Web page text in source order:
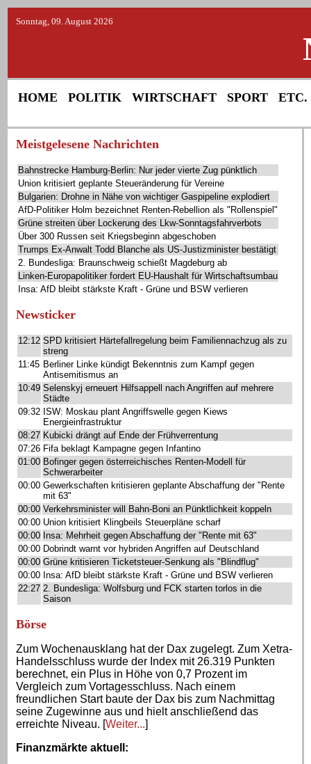
Sonntag, 09. August 2026
HOME POLITIK WIRTSCHAFT SPORT ETC.
Meistgelesene Nachrichten
Bahnstrecke Hamburg-Berlin: Nur jeder vierte Zug pünktlich
Union kritisiert geplante Steueränderung für Vereine
Bulgarien: Drohne in Nähe von wichtiger Gaspipeline explodiert
AfD-Politiker Holm bezeichnet Renten-Rebellion als "Rollenspiel"
Grüne streiten über Lockerung des Lkw-Sonntagsfahrverbots
Über 300 Russen seit Kriegsbeginn abgeschoben
Trumps Ex-Anwalt Todd Blanche als US-Justizminister bestätigt
2. Bundesliga: Braunschweig schießt Magdeburg ab
Linken-Europapolitiker fordert EU-Haushalt für Wirtschaftsumbau
Insa: AfD bleibt stärkste Kraft - Grüne und BSW verlieren
Newsticker
12:12 SPD kritisiert Härtefallregelung beim Familiennachzug als zu
streng
11:45 Berliner Linke kündigt Bekenntnis zum Kampf gegen
Antisemitismus an
10:49 Selenskyj erneuert Hilfsappell nach Angriffen auf mehrere
Städte
09:32 ISW: Moskau plant Angriffswelle gegen Kiews
Energieinfrastruktur
08:27 Kubicki drängt auf Ende der Frühverrentung
07:26 Fifa beklagt Kampagne gegen Infantino
01:00 Bofinger gegen österreichisches Renten-Modell für
Schwerarbeiter
00:00 Gewerkschaften kritisieren geplante Abschaffung der "Rente
mit 63"
00:00 Verkehrsminister will Bahn-Boni an Pünktlichkeit koppeln
00:00 Union kritisiert Klingbeils Steuerpläne scharf
00:00 Insa: Mehrheit gegen Abschaffung der "Rente mit 63"
00:00 Dobrindt warnt vor hybriden Angriffen auf Deutschland
00:00 Grüne kritisieren Ticketsteuer-Senkung als "Blindflug"
00:00 Insa: AfD bleibt stärkste Kraft - Grüne und BSW verlieren
22:27 2. Bundesliga: Wolfsburg und FCK starten torlos in die
Saison
Börse
Zum Wochenausklang hat der Dax zugelegt. Zum Xetra-
Handelsschluss wurde der Index mit 26.319 Punkten
berechnet, ein Plus in Höhe von 0,7 Prozent im
Vergleich zum Vortagesschluss. Nach einem
freundlichen Start baute der Dax bis zum Nachmittag
seine Zugewinne aus und hielt anschließend das
erreichte Niveau. [Weiter...]
Finanzmärkte aktuell :